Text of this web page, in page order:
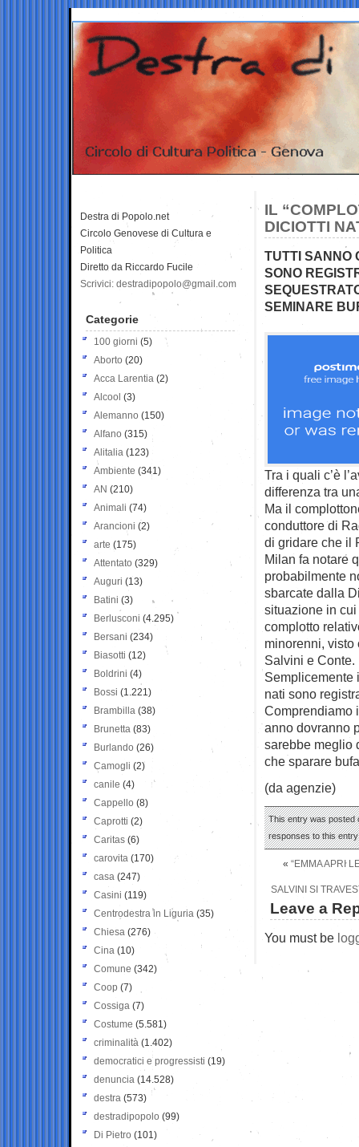
IL
DICIOTTI
TUTTI SANNO
SONO
SEMINARE
Tra i quali c’è
differenza tra
Ma il
conduttore di
di gridare che il
Milan fa notare
probabilmente
sbarcate dalla
situazione in cui
complotto
minorenni, visto
Salvini e Conte.
Semplicemente
nati sono
Comprendiamo
anno dovranno
sarebbe meglio
che sparare
(da agenzie)
This entry was posted
responses to this
« “EMMA APRI
SALVINI SI
Leave a
You must be
Destra di Popolo.net
Circolo Genovese di Cultura e
Politica
Diretto da Riccardo Fucile
Scrivici: destradipopolo@gmail.com
Categorie
100 giorni (5)
Aborto (20)
Acca Larentia (2)
Alcool (3)
Alemanno (150)
Alfano (315)
Alitalia (123)
Ambiente (341)
AN (210)
Animali (74)
Arancioni (2)
arte (175)
Attentato (329)
Auguri (13)
Batini (3)
Berlusconi (4.295)
Bersani (234)
Biasotti (12)
Boldrini (4)
Bossi (1.221)
Brambilla (38)
Brunetta (83)
Burlando (26)
Camogli (2)
canile (4)
Cappello (8)
Caprotti (2)
Caritas (6)
carovita (170)
casa (247)
Casini (119)
Centrodestra in Liguria (35)
Chiesa (276)
Cina (10)
Comune (342)
Coop (7)
Cossiga (7)
Costume (5.581)
criminalità (1.402)
democratici e progressisti (19)
denuncia (14.528)
destra (573)
destradipopolo (99)
Di Pietro (101)